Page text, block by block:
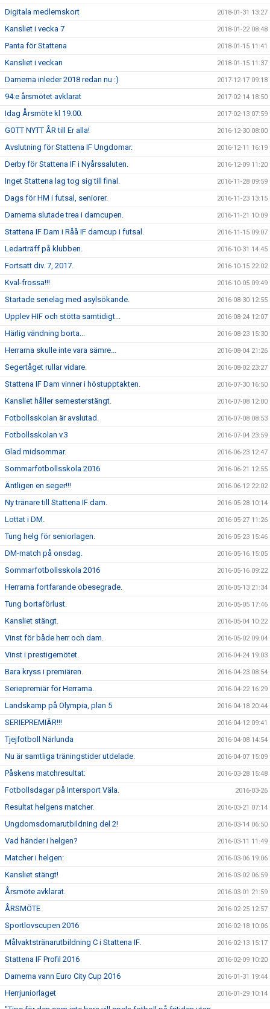
Digitala medlemskort 2018-01-31 13:27
Kansliet i vecka 7 2018-01-22 08:48
Panta för Stattena 2018-01-15 11:41
Kansliet i veckan 2018-01-15 11:37
Damerna inleder 2018 redan nu :) 2017-12-17 09:18
94:e årsmötet avklarat 2017-02-14 18:50
Idag Årsmöte kl 19.00. 2017-02-13 07:59
GOTT NYTT ÅR till Er alla! 2016-12-30 08:00
Avslutning för Stattena IF Ungdomar. 2016-12-11 16:19
Derby för Stattena IF i Nyårssaluten. 2016-12-09 11:20
Inget Stattena lag tog sig till final. 2016-11-28 09:59
Dags för HM i futsal, seniorer. 2016-11-23 13:15
Damerna slutade trea i damcupen. 2016-11-21 10:09
Stattena IF Dam i Råå IF damcup i futsal. 2016-11-15 09:07
Ledarträff på klubben. 2016-10-31 14:45
Fortsatt div. 7, 2017. 2016-10-15 22:02
Kval-frossa!!! 2016-10-05 09:49
Startade serielag med asylsökande. 2016-08-30 12:55
Upplev HIF och stötta samtidigt... 2016-08-24 12:07
Härlig vändning borta... 2016-08-23 15:30
Herrarna skulle inte vara sämre... 2016-08-04 21:26
Segertåget rullar vidare. 2016-08-02 23:27
Stattena IF Dam vinner i höstupptakten. 2016-07-30 16:50
Kansliet håller semesterstängt. 2016-07-08 12:00
Fotbollsskolan är avslutad. 2016-07-08 08:53
Fotbollsskolan v.3 2016-07-04 23:59
Glad midsommar. 2016-06-23 12:47
Sommarfotbollsskola 2016 2016-06-21 12:55
Äntligen en seger!!! 2016-06-12 22:02
Ny tränare till Stattena IF dam. 2016-05-28 10:14
Lottat i DM. 2016-05-27 11:26
Tung helg för seniorlagen. 2016-05-23 15:46
DM-match på onsdag. 2016-05-16 15:05
Sommarfotbollsskola 2016 2016-05-16 09:22
Herrarna fortfarande obesegrade. 2016-05-13 21:34
Tung bortaförlust. 2016-05-05 17:46
Kansliet stängt. 2016-05-04 10:22
Vinst för både herr och dam. 2016-05-02 09:04
Vinst i prestigemötet. 2016-04-24 19:03
Bara kryss i premiären. 2016-04-23 08:54
Seriepremiär för Herrarna. 2016-04-22 16:29
Landskamp på Olympia, plan 5 2016-04-18 20:44
SERIEPREMIÄR!!! 2016-04-12 09:41
Tjejfotboll Närlunda 2016-04-08 14:54
Nu är samtliga träningstider utdelade. 2016-04-07 15:09
Påskens matchresultat: 2016-03-28 15:48
Fotbollsdagar på Intersport Väla. 2016-03-26
Resultat helgens matcher. 2016-03-21 07:14
Ungdomsdomarutbildning del 2! 2016-03-14 06:50
Vad händer i helgen? 2016-03-11 11:49
Matcher i helgen: 2016-03-06 19:06
Kansliet stängt! 2016-03-02 06:59
Årsmöte avklarat. 2016-03-01 21:59
ÅRSMÖTE 2016-02-25 12:57
Sportlovscupen 2016 2016-02-18 10:06
Målvaktstränarutbildning C i Stattena IF. 2016-02-13 15:17
Stattena IF Profil 2016 2016-02-09 10:20
Damerna vann Euro City Cup 2016 2016-01-31 19:44
Herrjuniorlaget 2016-01-29 10:14